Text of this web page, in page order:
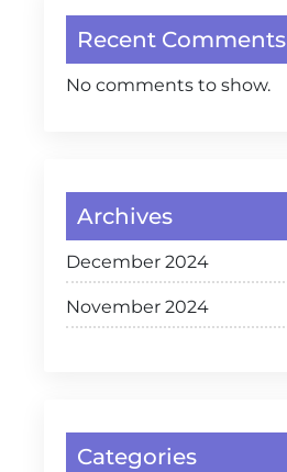
Recent Comments
No comments to show.
Archives
December 2024
November 2024
Categories